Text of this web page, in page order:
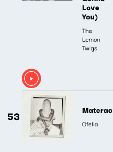
Love
You)
The
Lemon
Twigs
53 Materac
Ofelia